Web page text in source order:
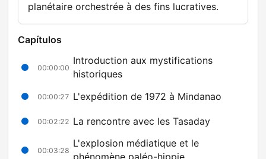
planétaire orchestrée à des fins lucratives.
Capítulos
00:00:00
Introduction aux mystifications
historiques
00:00:27 L'expédition de 1972 à Mindanao
00:02:22 La rencontre avec les Tasaday
00:03:28
L'explosion médiatique et le